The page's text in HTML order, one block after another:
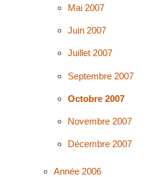
Mai 2007
Juin 2007
Juillet 2007
Septembre 2007
Octobre 2007
Novembre 2007
Décembre 2007
Année 2006